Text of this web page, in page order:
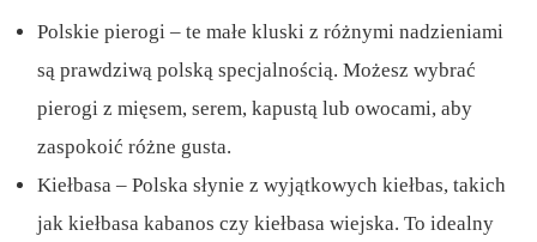
Polskie pierogi – te małe kluski z różnymi nadzieniami
są prawdziwą polską specjalnością. Możesz wybrać
pierogi z mięsem, serem, kapustą lub owocami, aby
zaspokoić różne gusta.
Kiełbasa – Polska słynie z wyjątkowych kiełbas, takich
jak kiełbasa kabanos czy kiełbasa wiejska. To idealny